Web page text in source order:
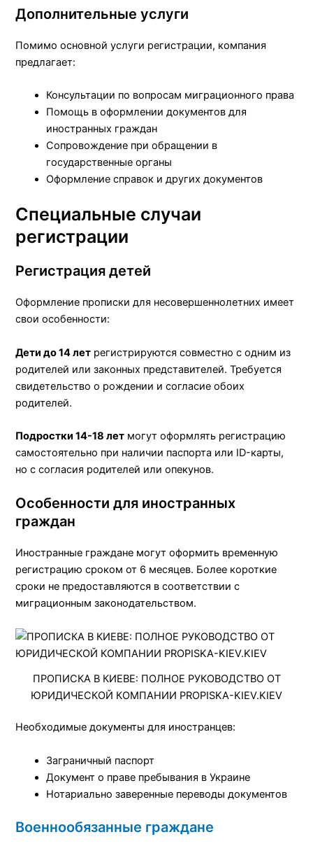
Дополнительные услуги
Помимо основной услуги регистрации, компания
предлагает:
Консультации по вопросам миграционного права
Помощь в оформлении документов для
иностранных граждан
Сопровождение при обращении в
государственные органы
Оформление справок и других документов
Специальные случаи
регистрации
Регистрация детей
Оформление прописки для несовершеннолетних имеет
свои особенности:
Дети до 14 лет регистрируются совместно с одним из
родителей или законных представителей. Требуется
свидетельство о рождении и согласие обоих
родителей.
Подростки 14-18 лет могут оформлять регистрацию
самостоятельно при наличии паспорта или ID-карты,
но с согласия родителей или опекунов.
Особенности для иностранных
граждан
Иностранные граждане могут оформить временную
регистрацию сроком от 6 месяцев. Более короткие
сроки не предоставляются в соответствии с
миграционным законодательством.
ПРОПИСКА В КИЕВЕ: ПОЛНОЕ РУКОВОДСТВО ОТ
ЮРИДИЧЕСКОЙ КОМПАНИИ PROPISKA-KIEV.KIEV
Необходимые документы для иностранцев:
Заграничный паспорт
Документ о праве пребывания в Украине
Нотариально заверенные переводы документов
Военнообязанные граждане